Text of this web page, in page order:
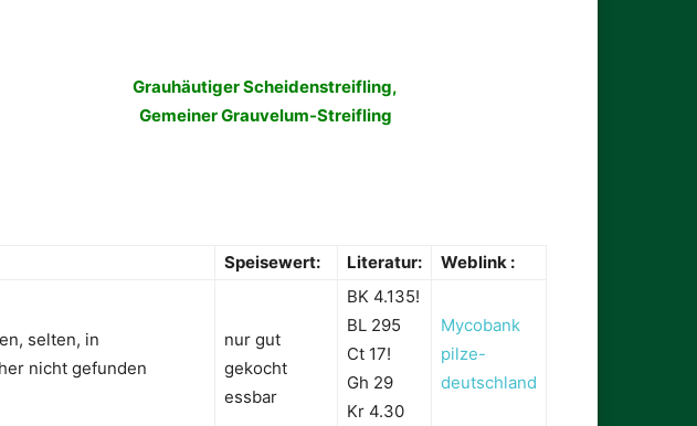
Grauhäutiger Scheidenstreifling,
Gemeiner Grauvelum-Streifling
Speisewert: Literatur: Weblink :
selten, in
nicht gefunden
nur gut
gekocht
essbar
BK 4.135!
BL 295
Ct 17!
Gh 29
Kr 4.30
Mycobank
pilze-
deutschland